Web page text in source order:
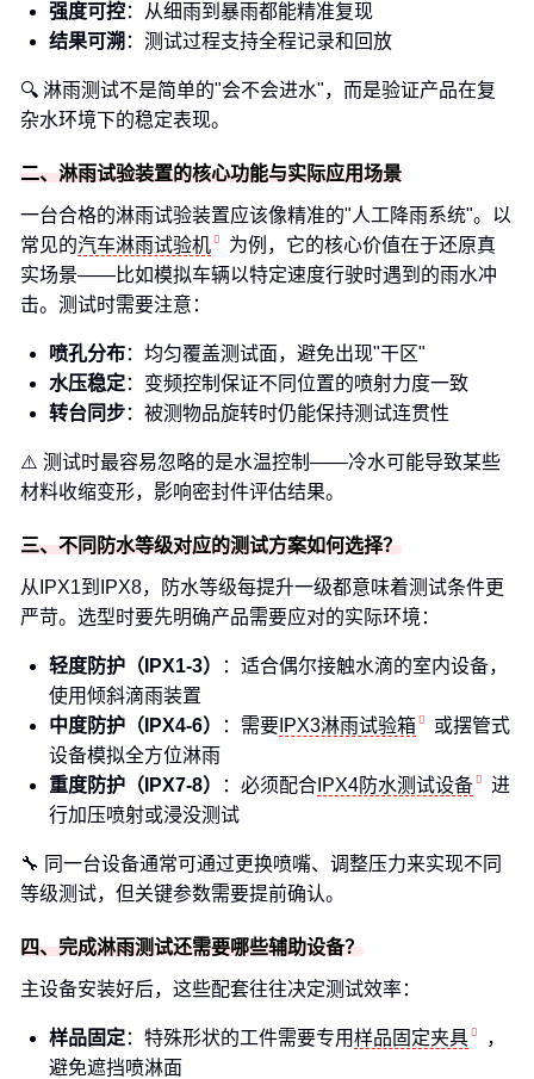
强度可控：从细雨到暴雨都能精准复现
结果可溯 ：测试过程支持全程记录和回放
🔍 淋雨测试不是简单的"会不会进水"，而是验证产品在复
杂水环境下的稳定表现。
二、淋雨试验装置的核心功能与实际应用场景
一台合格的淋雨试验装置应该像精准的"人工降雨系统"。以
常见的汽车淋雨试验机
为例，它的核心价值在于还原真
实场景——比如模拟车辆以特定速度行驶时遇到的雨水冲
击。测试时需要注意：
喷孔分布：均匀覆盖测试面，避免出现"干区"
水压稳定：变频控制保证不同位置的喷射力度一致
转台同步：被测物品旋转时仍能保持测试连贯性
⚠️ 测试时最容易忽略的是水温控制——冷水可能导致某些
材料收缩变形，影响密封件评估结果。
三、不同防水等级对应的测试方案如何选择？
从IPX1到IPX8，防水等级每提升一级都意味着测试条件更
严苛。选型时要先明确产品需要应对的实际环境：
轻度防护（IPX1-3）
：适合偶尔接触水滴的室内设备，
使用倾斜滴雨装置
中度防护（IPX4-6）
：需要 IPX3淋雨试验箱
或摆管式
设备模拟全方位淋雨
重度防护（IPX7-8）
：必须配合 IPX4防水测试设备
进
行加压喷射或浸没测试
🔧 同一台设备通常可通过更换喷嘴、调整压力来实现不同
等级测试，但关键参数需要提前确认。
四、完成淋雨测试还需要哪些辅助设备？
主设备安装好后，这些配套往往决定测试效率：
样品固定：特殊形状的工件需要专用样品固定夹具
，
避免遮挡喷淋面